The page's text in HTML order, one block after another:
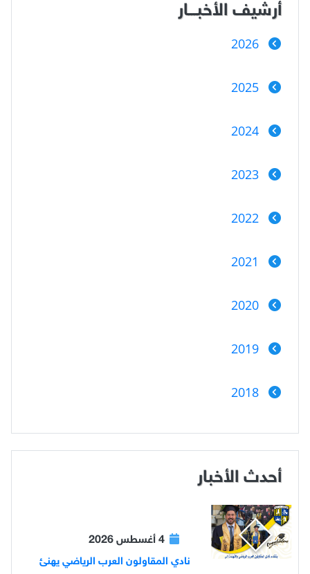
أرشيف الأخبـــار
2026
2025
2024
2023
2022
2021
2020
2019
2018
أحدث الأخبار
نادي المقاولون العرب الرياضي يهنئ